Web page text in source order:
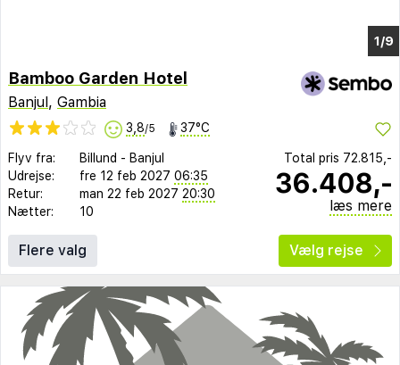
1/5
Bamboo Garden Hotel
Banjul , Gambia
3,8/5 37°C
Flyv fra: Billund - Banjul
Udrejse:
fre 12 feb 2027 06:35
Retur:
man 22 feb 2027 20:30
Nætter:
10
Total pris 72.815,-
36.408,-
læs mere
Flere valg Vælg rejse